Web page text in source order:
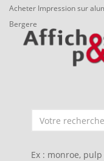
Acheter Impression sur
Bergere
Ex : monroe,